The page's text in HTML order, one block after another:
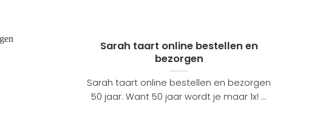
Sarah taart online bestellen en
bezorgen
Sarah taart online bestellen en bezorgen
50 jaar. Want 50 jaar wordt je maar 1x! ...